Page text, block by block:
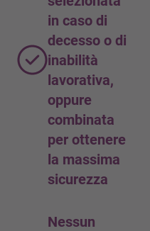
in caso di
decesso o di
inabilità
lavorativa,
oppure
combinata
per ottenere
la massima
sicurezza
Nessun